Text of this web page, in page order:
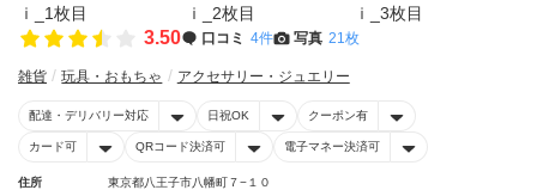
3.50 口コミ 4件 写真 21枚
雑貨 玩具・おもちゃ アクセサリー・ジュエリー
配達・デリバリー対応 日祝OK クーポン有
カード可 QRコード決済可 電子マネー決済可
住所
東京都八王子市八幡町７−１０